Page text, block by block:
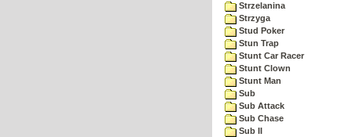
Strzelanina
Strzyga
Stud Poker
Stun Trap
Stunt Car Racer
Stunt Clown
Stunt Man
Sub
Sub Attack
Sub Chase
Sub II